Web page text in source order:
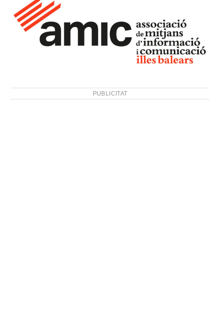
PUBLICITAT